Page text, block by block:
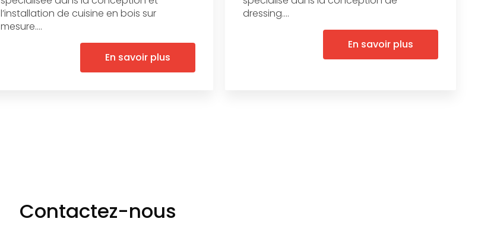
l’installation de cuisine en bois sur
mesure....
En savoir plus
dressing....
En savoir plus
Contactez-nous